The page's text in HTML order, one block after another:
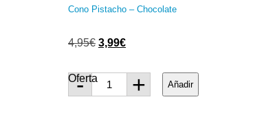
Cono Pistacho – Chocolate
4,95€ 3,99€
Oferta
- + Añadir